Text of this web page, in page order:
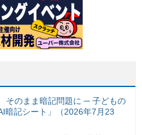
そのまま暗記問題に ─ 子どもの
暗記シート」（2026年7月23